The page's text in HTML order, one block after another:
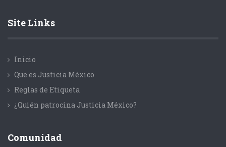
Site Links
Inicio
Que es Justicia México
Reglas de Etiqueta
¿Quién patrocina Justicia México?
Comunidad